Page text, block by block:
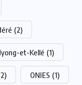
(2)
et-Kellé (1)
ONIES (1)